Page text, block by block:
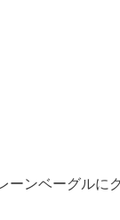
ーンベーグルに